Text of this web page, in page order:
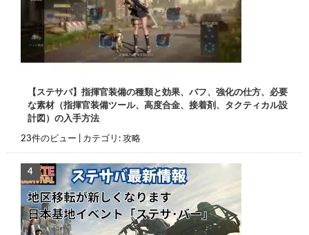
【ステサバ】指揮官装備の種類と効果、バフ、強化の仕方、必要
な素材（指揮官装備ツール、高度合金、接着剤、タクティカル設
計図）の入手方法
23件のビュー カテゴリ: 攻略